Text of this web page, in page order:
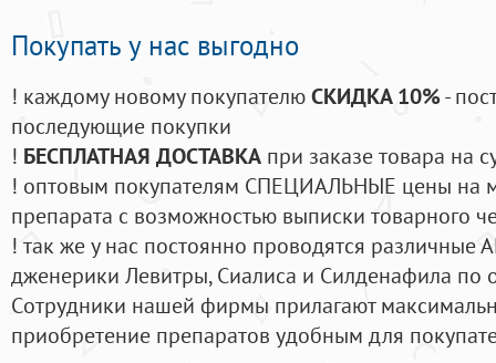
Покупать у нас выгодно
! каждому новому покупателюСКИДКА 10%-
последующие покупки
! БЕСПЛАТНАЯ ДОСТАВКА при заказе товара на
! оптовым покупателям СПЕЦИАЛЬНЫЕ цены на
препарата с возможностью выписки товарного
! так же у нас постоянно проводятся
дженерики Левитры, Сиалиса и Силденафила по
Cотрудники нашей фирмы прилагают
приобретение препаратов удобным для